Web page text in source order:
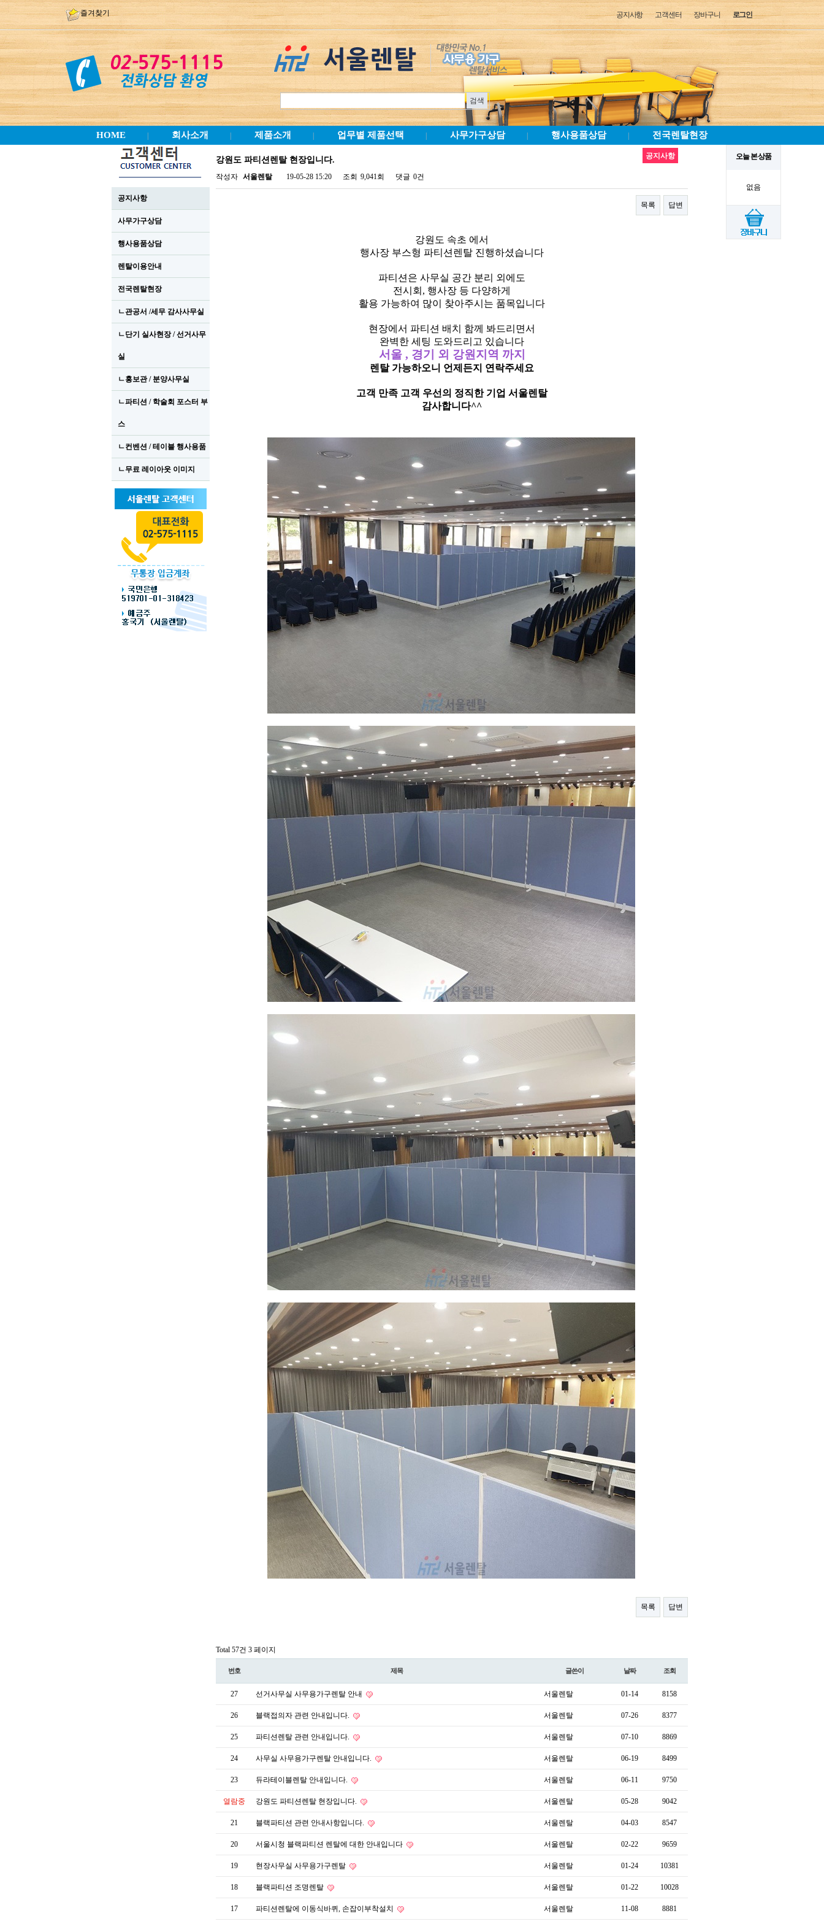
즐겨찾기 로그인
장바구니
고객센터
공지사항
HOME 회사소개 제품소개 업무별 제품선택 사무가구상담 행사용품상담 전국렌탈현장
오늘 본 상품
없음
공지사항
사무가구상담
행사용품상담
렌탈이용안내
전국렌탈현장
ㄴ관공서 /세무 감사사무실
ㄴ단기 실사현장 / 선거사무
실
ㄴ홍보관 / 분양사무실
ㄴ파티션 / 학술회 포스터 부
스
ㄴ컨벤션 / 테이블 행사용품
ㄴ무료 레이아웃 이미지
공지사항
강원도 파티션렌탈 현장입니다.
작성자 서울렌탈 19-05-28 15:20 조회 9,041회 댓글 0건
목록 답변
강원도 속초 에서
행사장 부스형 파티션렌탈 진행하셨습니다
파티션은 사무실 공간 분리 외에도
전시회, 행사장 등 다양하게
활용 가능하여 많이 찾아주시는 품목입니다
현장에서 파티션 배치 함께 봐드리면서
완벽한 세팅 도와드리고 있습니다
서울 , 경기 외 강원지역 까지
렌탈 가능하오니 언제든지 연락주세요
고객 만족 고객 우선의 정직한 기업 서울렌탈
감사합니다^^
목록 답변
Total 57건 3 페이지
번호 제목 글쓴이 날짜 조회
27 선거사무실 사무용가구렌탈 안내 서울렌탈 01-14 8158
26 블랙접의자 관련 안내입니다. 서울렌탈 07-26 8377
25 파티션렌탈 관련 안내입니다. 서울렌탈 07-10 8869
24 사무실 사무용가구렌탈 안내입니다. 서울렌탈 06-19 8499
23 듀라테이블렌탈 안내입니다. 서울렌탈 06-11 9750
열람중 강원도 파티션렌탈 현장입니다. 서울렌탈 05-28 9042
21 블랙파티션 관련 안내사항입니다. 서울렌탈 04-03 8547
20 서울시청 블랙파티션 렌탈에 대한 안내입니다 서울렌탈 02-22 9659
19 현장사무실 사무용가구렌탈 서울렌탈 01-24 10381
18 블랙파티션 조명렌탈 서울렌탈 01-22 10028
17 파티션렌탈에 이동식바퀴, 손잡이부착설치 서울렌탈 11-08 8881